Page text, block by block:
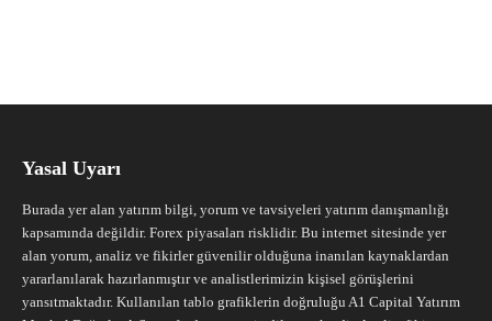
Yasal Uyarı
Burada yer alan yatırım bilgi, yorum ve tavsiyeleri yatırım danışmanlığı
kapsamında değildir. Forex piyasaları risklidir. Bu internet sitesinde yer
alan yorum, analiz ve fikirler güvenilir olduğuna inanılan kaynaklardan
yararlanılarak hazırlanmıştır ve analistlerimizin kişisel görüşlerini
yansıtmaktadır. Kullanılan tablo grafiklerin doğruluğu A1 Capital Yatırım